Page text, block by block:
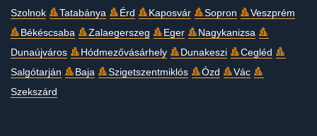
Szolnok
Tatabánya Érd Kaposvár Sopron
Veszprém
Békéscsaba
Zalaegerszeg Eger
Nagykanizsa
Dunaújváros
Hódmezővásárhely Dunakeszi
Cegléd
Salgótarján
Baja Szigetszentmiklós Ózd
Vác
Szekszárd